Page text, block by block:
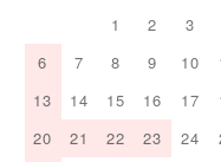
1
2 3
6
7 8 9 10
13
14 15 16 17
20
21 22 23 24